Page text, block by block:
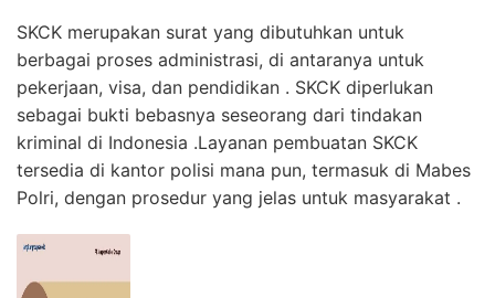
SKCK merupakan surat yang dibutuhkan untuk
berbagai proses administrasi, di antaranya untuk
pekerjaan, visa, dan pendidikan . SKCK diperlukan
sebagai bukti bebasnya seseorang dari tindakan
kriminal di Indonesia .Layanan pembuatan SKCK
tersedia di kantor polisi mana pun, termasuk di Mabes
Polri, dengan prosedur yang jelas untuk masyarakat .